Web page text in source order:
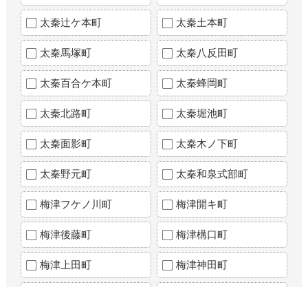
太秦辻ケ本町 太秦土本町
太秦馬塚町 太秦八反田町
太秦百合ケ本町 太秦蜂岡町
太秦北路町 太秦堀池町
太秦面影町 太秦木ノ下町
太秦野元町 太秦和泉式部町
梅津フケノ川町 梅津開キ町
梅津後藤町 梅津構口町
梅津上田町 梅津神田町